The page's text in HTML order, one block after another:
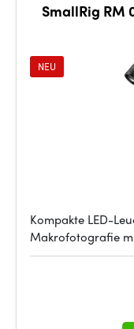
SmallRig RM
NEU
Kompakte LED-
Makrofotografie